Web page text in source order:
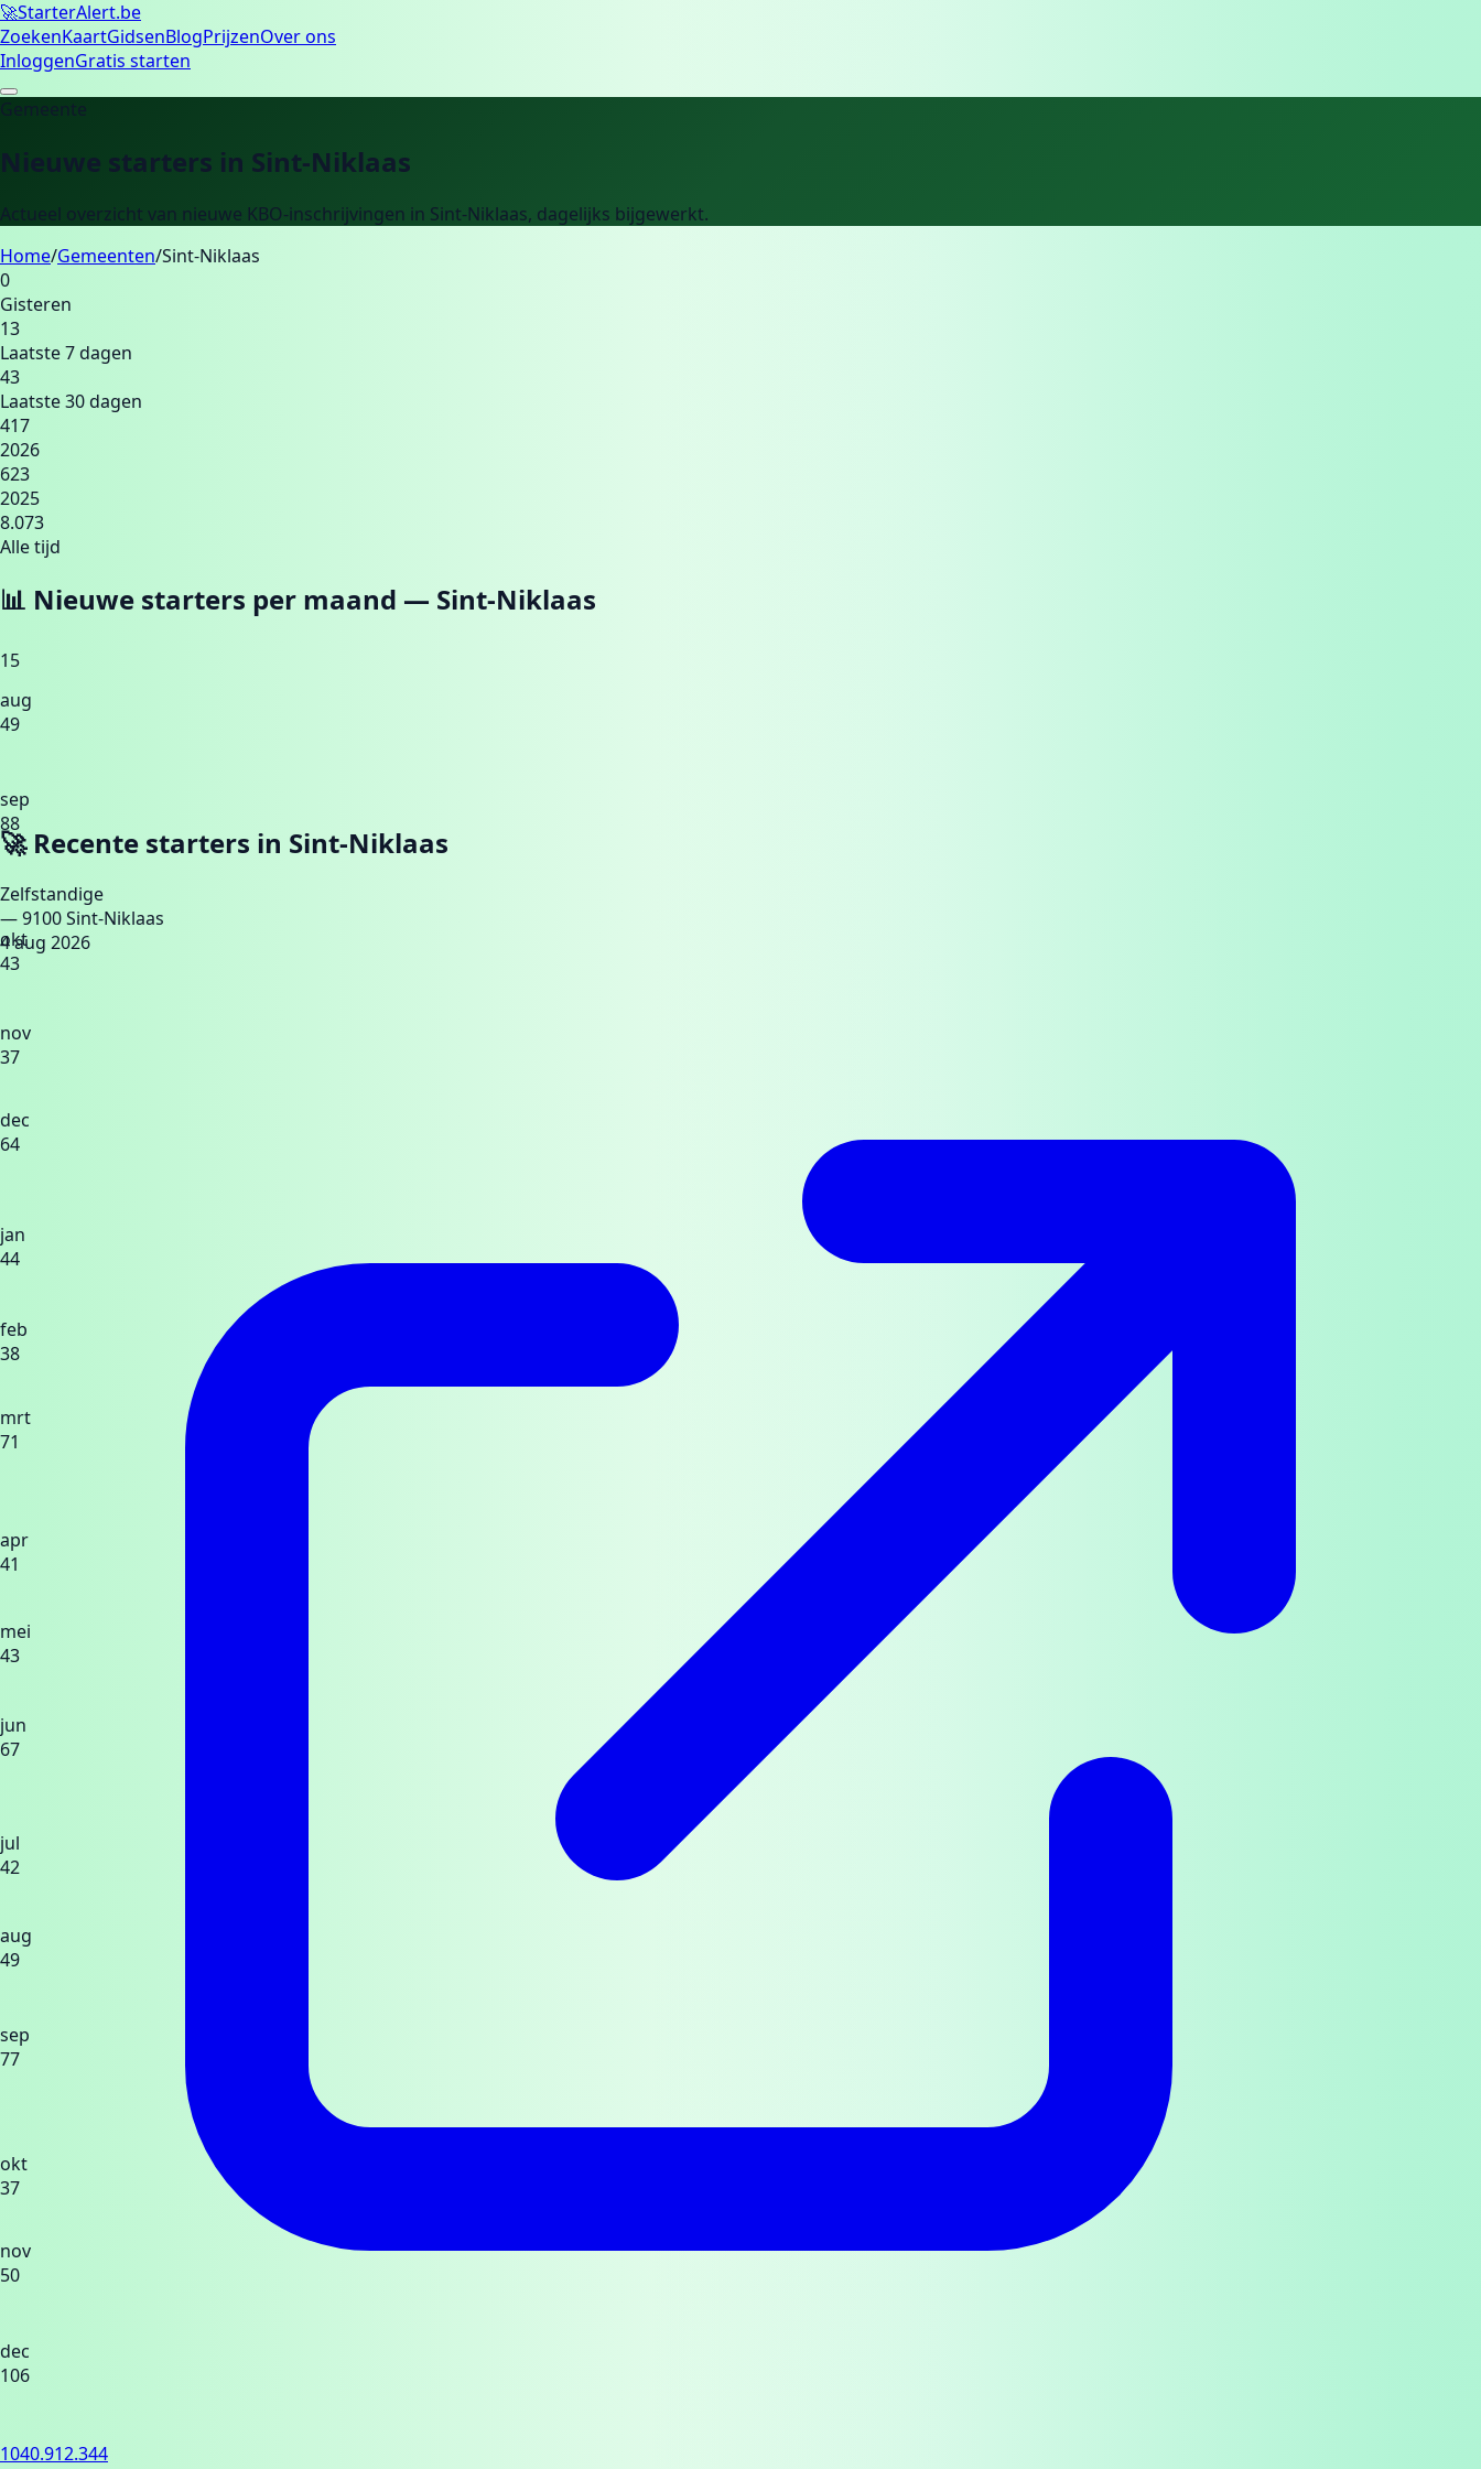
🚀StarterAlert.be
ZoekenKaartGidsenBlogPrijzenOver ons
InloggenGratis starten
Gemeente
Nieuwe starters in Sint-Niklaas
Actueel overzicht van nieuwe KBO-inschrijvingen in Sint-Niklaas, dagelijks bijgewerkt.
Home/Gemeenten/Sint-Niklaas
0
Gisteren
13
Laatste 7 dagen
43
Laatste 30 dagen
417
2026
623
2025
8.073
Alle tijd
📊 Nieuwe starters per maand — Sint-Niklaas
15
aug
49
sep
88
okt
43
nov
37
dec
64
jan
44
feb
38
mrt
71
apr
41
mei
43
jun
67
jul
42
aug
49
sep
77
okt
37
nov
50
dec
106
🚀 Recente starters in Sint-Niklaas
Zelfstandige
— 9100 Sint-Niklaas
4 aug 2026
1040.912.344